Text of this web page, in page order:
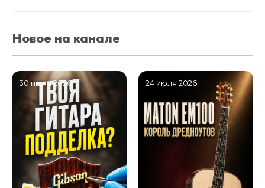
Новое на канале
30 июля 2026 24 июля 2026